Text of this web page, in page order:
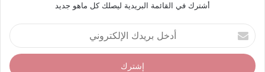
أشترك في القائمة البريدية ليصلك كل ماهو جديد
أ
د
خ
ل